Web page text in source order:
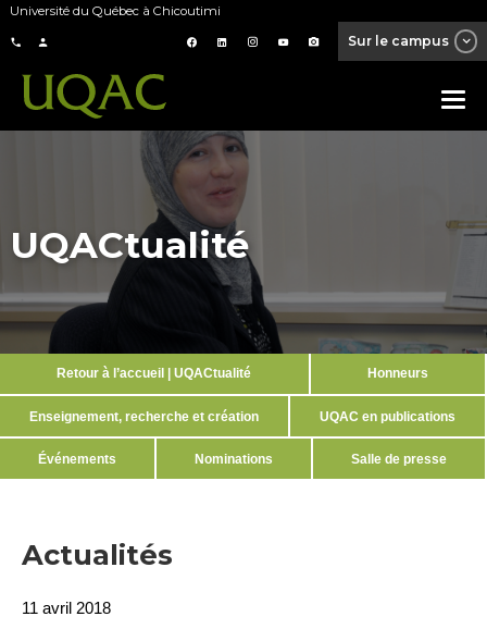
Université du Québec à Chicoutimi
Sur le campus
UQACtualité
Retour à l’accueil | UQACtualité Honneurs
Enseignement, recherche et création UQAC en publications
Événements Nominations Salle de presse
Actualités
11 avril 2018